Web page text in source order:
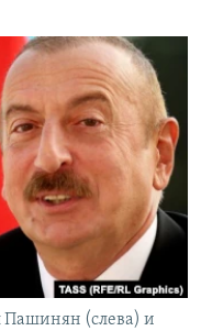
(слева) и